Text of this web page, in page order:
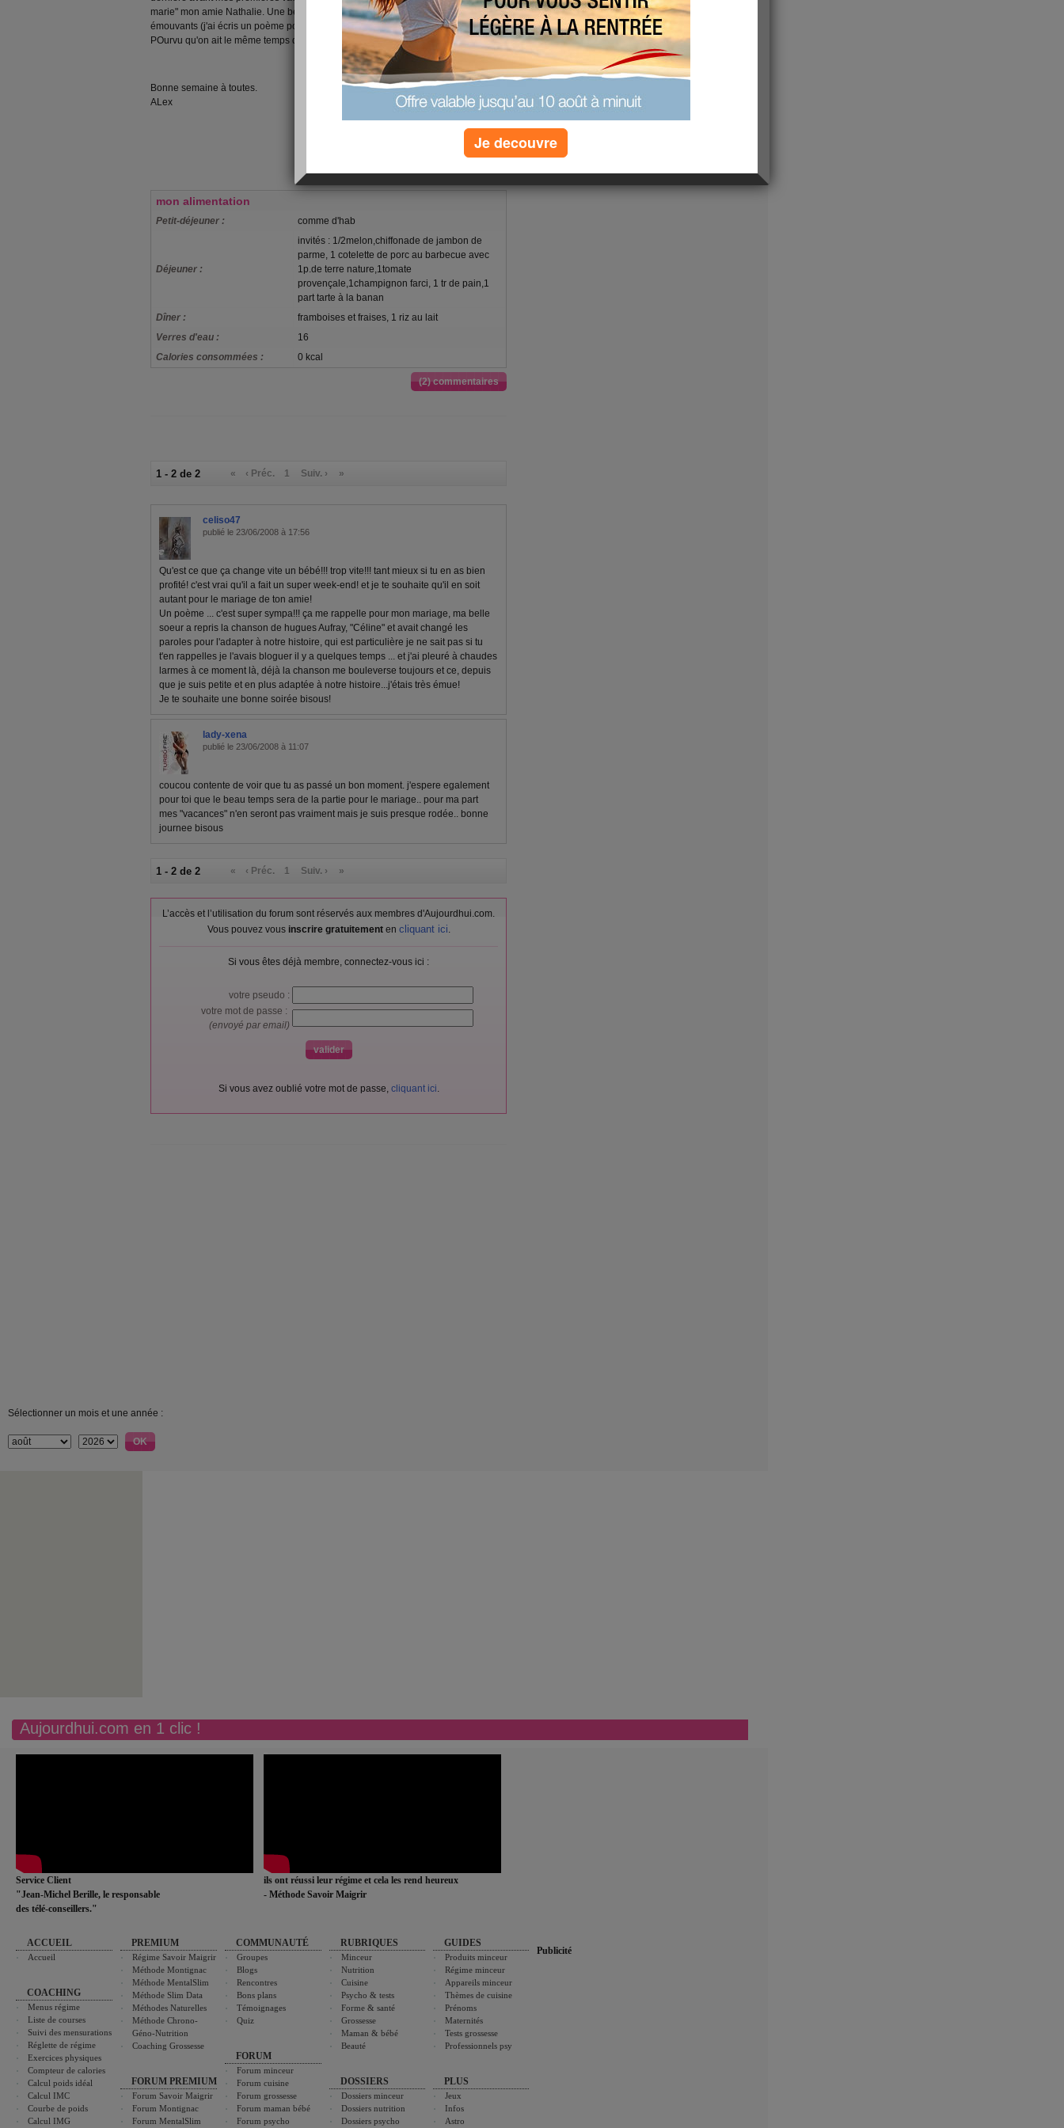
marie" mon amie Nathalie. Une belle fête en perspective, avec des moments
émouvants (j'ai écris un poème pour la cérémonie), et des moments de rigolade.
POurvu qu'on ait le même temps que ce WE !
Bonne semaine à toutes.
ALex
mon alimentation
Petit-déjeuner : comme d'hab
Déjeuner :
invités : 1/2melon,chiffonade de jambon de
parme, 1 cotelette de porc au barbecue avec
1p.de terre nature,1tomate
provençale,1champignon farci, 1 tr de pain,1
part tarte à la banan
Dîner :
framboises et fraises, 1 riz au lait
Verres d'eau :
16
Calories consommées :
0 kcal
(2) commentaires
1 - 2 de 2 « ‹ Préc. 1 Suiv. › »
celiso47
publié le 23/06/2008 à 17:56
Qu'est ce que ça change vite un bébé!!! trop vite!!! tant mieux si tu en as bien
profité! c'est vrai qu'il a fait un super week-end! et je te souhaite qu'il en soit
autant pour le mariage de ton amie!
Un poème ... c'est super sympa!!! ça me rappelle pour mon mariage, ma belle
soeur a repris la chanson de hugues Aufray, "Céline" et avait changé les
paroles pour l'adapter à notre histoire, qui est particulière je ne sait pas si tu
t'en rappelles je l'avais bloguer il y a quelques temps ... et j'ai pleuré à chaudes
larmes à ce moment là, déjà la chanson me bouleverse toujours et ce, depuis
que je suis petite et en plus adaptée à notre histoire...j'étais très émue!
Je te souhaite une bonne soirée bisous!
lady-xena
publié le 23/06/2008 à 11:07
coucou contente de voir que tu as passé un bon moment. j'espere egalement
pour toi que le beau temps sera de la partie pour le mariage.. pour ma part
mes "vacances" n'en seront pas vraiment mais je suis presque rodée.. bonne
journee bisous
1 - 2 de 2 « ‹ Préc. 1 Suiv. › »
L’accès et l’utilisation du forum sont réservés aux membres d'Aujourdhui.com.
Vous pouvez vous inscrire gratuitementen cliquant ici.
Si vous êtes déjà membre, connectez-vous ici :
votre pseudo :
votre mot de passe :
(envoyé par email)
Si vous avez oublié votre mot de passe, cliquant ici.
Sélectionner un mois et une année :
Aujourdhui.com en 1 clic !
Service Client
"Jean-Michel Berille, le responsable
des télé-conseillers."
ils ont réussi leur régime et cela les rend heureux
- Méthode Savoir Maigrir
ACCUEIL
Accueil
COACHING
Menus régime
Liste de courses
Suivi des mensurations
Réglette de régime
Exercices physiques
Compteur de calories
Calcul poids idéal
Calcul IMC
Courbe de poids
Calcul IMG
PREMIUM
Régime Savoir Maigrir
Méthode Montignac
Méthode MentalSlim
Méthode Slim Data
Méthodes Naturelles
Méthode Chrono-
Géno-Nutrition
Coaching Grossesse
FORUM PREMIUM
Forum Savoir Maigrir
Forum Montignac
Forum MentalSlim
COMMUNAUTÉ
Groupes
Blogs
Rencontres
Bons plans
Témoignages
Quiz
FORUM
Forum minceur
Forum cuisine
Forum grossesse
Forum maman bébé
Forum psycho
RUBRIQUES
Minceur
Nutrition
Cuisine
Psycho & tests
Forme & santé
Grossesse
Maman & bébé
Beauté
DOSSIERS
Dossiers minceur
Dossiers nutrition
Dossiers psycho
GUIDES
Produits minceur
Régime minceur
Appareils minceur
Thèmes de cuisine
Prénoms
Maternités
Tests grossesse
Professionnels psy
PLUS
Jeux
Infos
Astro
Publicité
Je decouvre